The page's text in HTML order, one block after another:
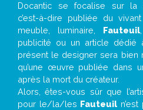
Docantic se focalise sur la
c’est-à-dire publiée du
meuble, luminaire, Fauteuil
publicité ou un article dédié
présent le designer sera bien
qu’une œuvre publiée dans
après la mort du créateur.
Alors, êtes-vous sûr que
pour le/la/les Fauteuil